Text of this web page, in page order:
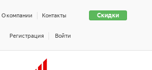
Скидки
О компании Контакты
Регистрация Войти